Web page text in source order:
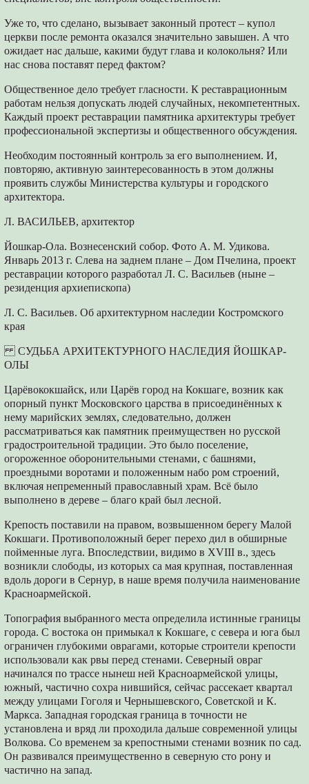
Уже то, что сделано, вызывает законный протест – купол
церкви после ремонта оказался значительно завышен. А что
ожидает нас дальше, какими будут глава и колокольня? Или
нас снова поставят перед фактом?
Общественное дело требует гласности. К реставрационным
работам нельзя допускать людей случайных, некомпетентных.
Каждый проект реставрации памятника архитектуры требует
профессиональной экспертизы и общественного обсуждения.
Необходим постоянный контроль за его выполнением. И,
повторяю, активную заинтересованность в этом должны
проявить службы Министерства культуры и городского
архитектора.
Л. ВАСИЛЬЕВ, архитектор
Йошкар-Ола. Вознесенский собор. Фото А. М. Удикова.
Январь 2013 г. Слева на заднем плане – Дом Пчелина, проект
реставрации которого разработал Л. С. Васильев (ныне –
резиденция архиепископа)
Л. С. Васильев. Об архитектурном наследии Костромского
края
СУДЬБА АРХИТЕКТУРНОГО НАСЛЕДИЯ ЙОШКАР-
ОЛЫ
Царёвококшайск, или Царёв город на Кокшаге, возник как
опорный пункт Московского царства в присоединённых к
нему марийских землях, следовательно, должен
рассматриваться как памятник преимуществен но русской
градостроительной традиции. Это было поселение,
огороженное оборонительными стенами, с башнями,
проездными воротами и положенным набо ром строений,
включая непременный православный храм. Всё было
выполнено в дереве – благо край был лесной.
Крепость поставили на правом, возвышенном берегу Малой
Кокшаги. Противоположный берег перехо дил в обширные
пойменные луга. Впоследствии, видимо в XVIII в., здесь
возникли слободы, из которых са мая крупная, поставленная
вдоль дороги в Сернур, в наше время получила наименование
Красноармейской.
Топография выбранного места определила истинные границы
города. С востока он примыкал к Кокшаге, с севера и юга был
ограничен глубокими оврагами, которые строители крепости
использовали как рвы перед стенами. Северный овраг
начинался по трассе нынеш ней Красноармейской улицы,
южный, частично сохра нившийся, сейчас рассекает квартал
между улицами Гоголя и Чернышевского, Советской и К.
Маркса. Западная городская граница в точности не
установлена и вряд ли проходила дальше современной улицы
Волкова. Со временем за крепостными стенами возник по сад.
Он развивался преимущественно в северную сто рону и
частично на запад.